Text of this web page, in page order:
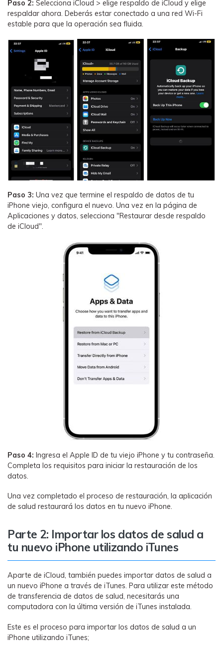
Paso 2: Selecciona iCloud > elige respaldo de iCloud y elige
respaldar ahora. Deberás estar conectado a una red Wi-Fi
estable para que la operación sea fluida.
Paso 3: Una vez que termine el respaldo de datos de tu
iPhone viejo, configura el nuevo. Una vez en la página de
Aplicaciones y datos, selecciona "Restaurar desde respaldo
de iCloud".
Paso 4: Ingresa el Apple ID de tu viejo iPhone y tu contraseña.
Completa los requisitos para iniciar la restauración de los
datos.
Una vez completado el proceso de restauración, la aplicación
de salud restaurará los datos en tu nuevo iPhone.
Parte 2: Importar los datos de salud a
tu nuevo iPhone utilizando iTunes
Aparte de iCloud, también puedes importar datos de salud a
un nuevo iPhone a través de iTunes. Para utilizar este método
de transferencia de datos de salud, necesitarás una
computadora con la última versión de iTunes instalada.
Este es el proceso para importar los datos de salud a un
iPhone utilizando iTunes;